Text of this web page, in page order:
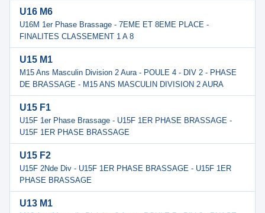
U16 M6
U16M 1er Phase Brassage - 7EME ET 8EME PLACE -
FINALITES CLASSEMENT 1 A 8
U15 M1
M15 Ans Masculin Division 2 Aura - POULE 4 - DIV 2 - PHASE
DE BRASSAGE - M15 ANS MASCULIN DIVISION 2 AURA
U15 F1
U15F 1er Phase Brassage - U15F 1ER PHASE BRASSAGE -
U15F 1ER PHASE BRASSAGE
U15 F2
U15F 2Nde Div - U15F 1ER PHASE BRASSAGE - U15F 1ER
PHASE BRASSAGE
U13 M1